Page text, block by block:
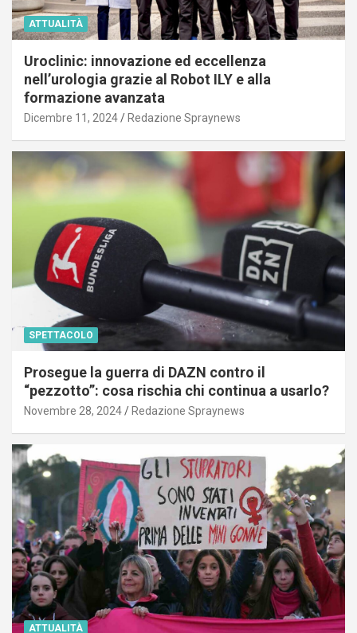
ATTUALITÀ
Uroclinic: innovazione ed eccellenza
nell’urologia grazie al Robot ILY e alla
formazione avanzata
Dicembre 11, 2024 Redazione Spraynews
SPETTACOLO
Prosegue la guerra di DAZN contro il
“pezzotto”: cosa rischia chi continua a usarlo?
Novembre 28, 2024 Redazione Spraynews
ATTUALITÀ